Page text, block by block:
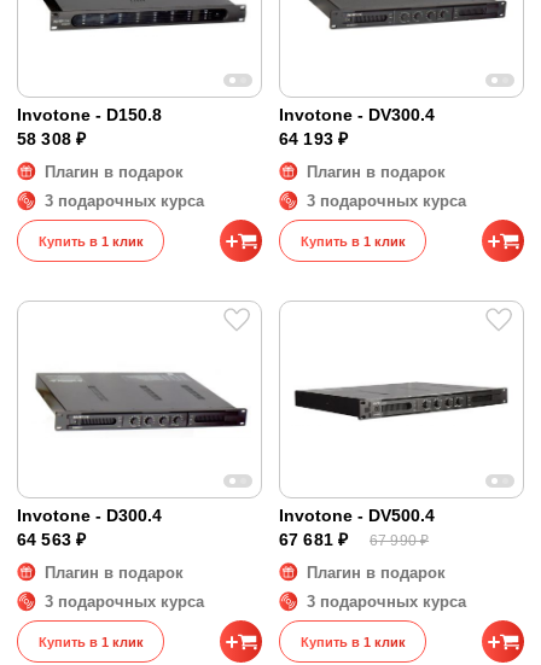
Invotone - D150.8
58 308 ₽
Плагин в подарок
3 подарочных курса
Купить в 1 клик
Invotone - DV300.4
64 193 ₽
Плагин в подарок
3 подарочных курса
Купить в 1 клик
Invotone - D300.4
64 563 ₽
Плагин в подарок
3 подарочных курса
Купить в 1 клик
Invotone - DV500.4
67 681 ₽
67 990 ₽
Плагин в подарок
3 подарочных курса
Купить в 1 клик